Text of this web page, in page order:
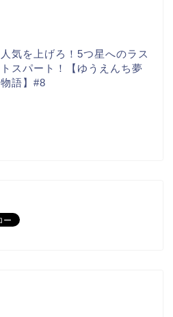
人気を上げろ！5つ星へのラス
トスパート！【ゆうえんち夢
物語】#8